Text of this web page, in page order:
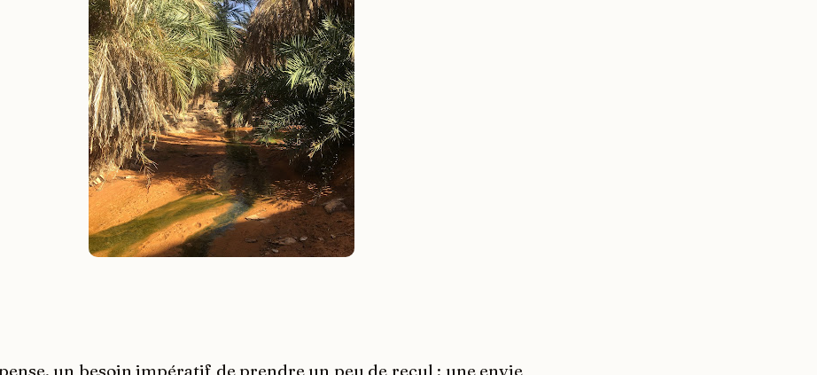
un besoin impératif de prendre un peu de recul ; une envie